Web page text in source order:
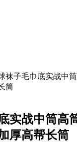
袜子毛巾底实战中
筒
实战中筒高
厚高帮长筒